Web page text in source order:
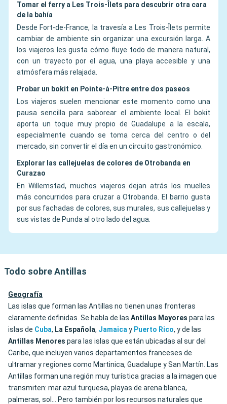
Tomar el ferry a Les Trois-Îlets para descubrir otra cara
de la bahía
Desde Fort-de-France, la travesía a Les Trois-Îlets permite
cambiar de ambiente sin organizar una excursión larga. A
los viajeros les gusta cómo fluye todo de manera natural,
con un trayecto por el agua, una playa accesible y una
atmósfera más relajada.
Probar un bokit en Pointe-à-Pitre entre dos paseos
Los viajeros suelen mencionar este momento como una
pausa sencilla para saborear el ambiente local. El bokit
aporta un toque muy propio de Guadalupe a la escala,
especialmente cuando se toma cerca del centro o del
mercado, sin convertir el día en un circuito gastronómico.
Explorar las callejuelas de colores de Otrobanda en
Curazao
En Willemstad, muchos viajeros dejan atrás los muelles
más concurridos para cruzar a Otrobanda. El barrio gusta
por sus fachadas de colores, sus murales, sus callejuelas y
sus vistas de Punda al otro lado del agua.
Todo sobre Antillas
Geografía
Las islas que forman las Antillas no tienen unas fronteras
claramente definidas. Se habla de las Antillas Mayores para las
islas de Cuba, La Española, Jamaicay Puerto Rico, y de las
Antillas Menores para las islas que están ubicadas al sur del
Caribe, que incluyen varios departamentos franceses de
ultramar y regiones como Martinica, Guadalupe y San Martín. Las
Antillas forman una región muy turística gracias a la imagen que
transmiten: mar azul turquesa, playas de arena blanca,
palmeras, sol… Pero también por los recursos naturales que